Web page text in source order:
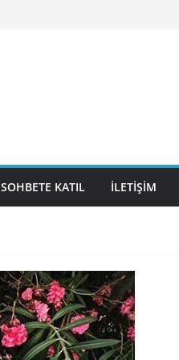
SOHBETE KATIL İLETIŞIM